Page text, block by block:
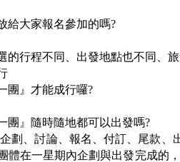
給大家報名參加的嗎?
的行程不同、出發地點也不同、
團』才能成行囉?
團』隨時隨地都可以出發嗎?
劃、討論、報名、付訂、尾款
體在一星期內企劃與出發完成的